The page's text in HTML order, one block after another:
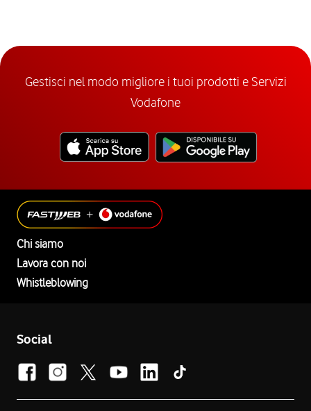
Gestisci nel modo migliore i tuoi prodotti e Servizi
Vodafone
Chi siamo
Lavora con noi
Whistleblowing
Social